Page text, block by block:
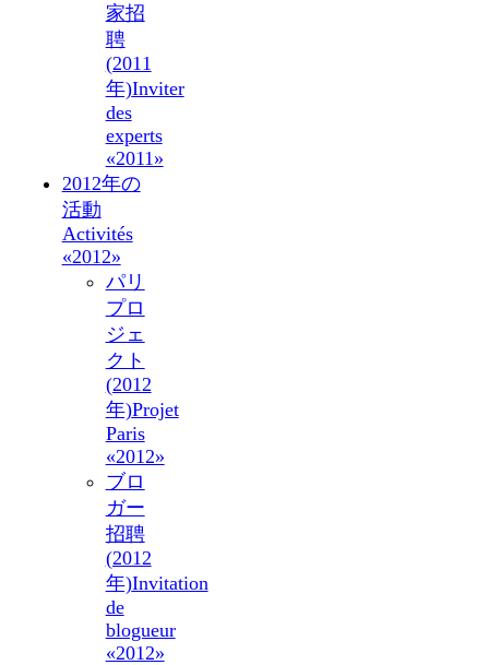
家招
聘
(2011
年)Inviter
des
experts
«2011»
2012年の
活動
Activités
«2012»
パリ
プロ
ジェ
クト
(2012
年)Projet
Paris
«2012»
ブロ
ガー
招聘
(2012
年)Invitation
de
blogueur
«2012»